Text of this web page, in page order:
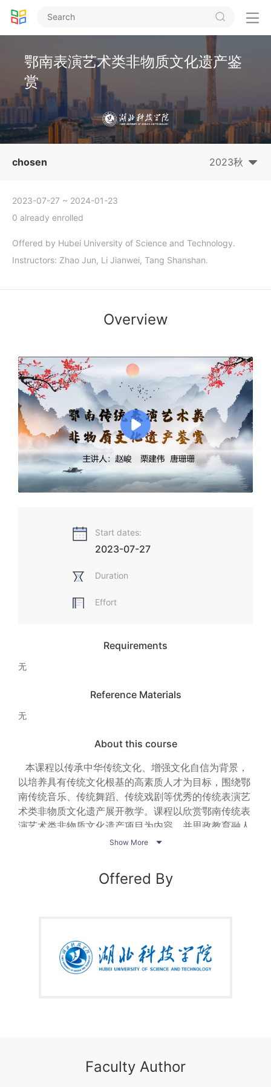
 
鄂南表演艺术类非物质文化遗产鉴
赏
chosen 2023秋
2023-07-27 ~ 2024-01-23
0 already enrolled
Offered by Hubei University of Science and Technology.
Instructors: Zhao Jun, Li Jianwei, Tang Shanshan.
Overview
南传统音乐、传统舞蹈、传统戏剧等优秀的传统表演艺术类非
物质文化遗产展开教学，让学生掌握必要的传统表演艺术类非
物质文化遗产知识，提升学生的艺术品位和艺术鉴赏能力。让
学生充分了解、热爱中华传统艺术，并能积极地保护和传承
它，树立学生文化传承的社会责任感，培养立足传统文化根基
的高素质人才。
Start dates:
2023-07-27
Duration
Effort
Requirements
无
Reference Materials
无
About this course
本课程以传承中华传统文化、增强文化自信为背景，
以培养具有传统文化根基的高素质人才为目标，围绕鄂
南传统音乐、传统舞蹈、传统戏剧等优秀的传统表演艺
术类非物质文化遗产展开教学。课程以欣赏鄂南传统表
演艺术类非物质文化遗产项目为内容，并思政教育融人
其中，使学生们掌握必要的传统表演艺术类非物质文化
课程分为四章，第一章概述，主要介绍非物质文化遗
产概念和分类、鄂南的地理位置和历史文化以及鄂南传
阳提琴戏、通山采茶等相关内容；第四章传统舞蹈，介
绍了通城拍打舞的相关内容。
课程力求扩展学生的艺术视觉和艺术观念，引导学生
Show More 
Offered By
Faculty Author